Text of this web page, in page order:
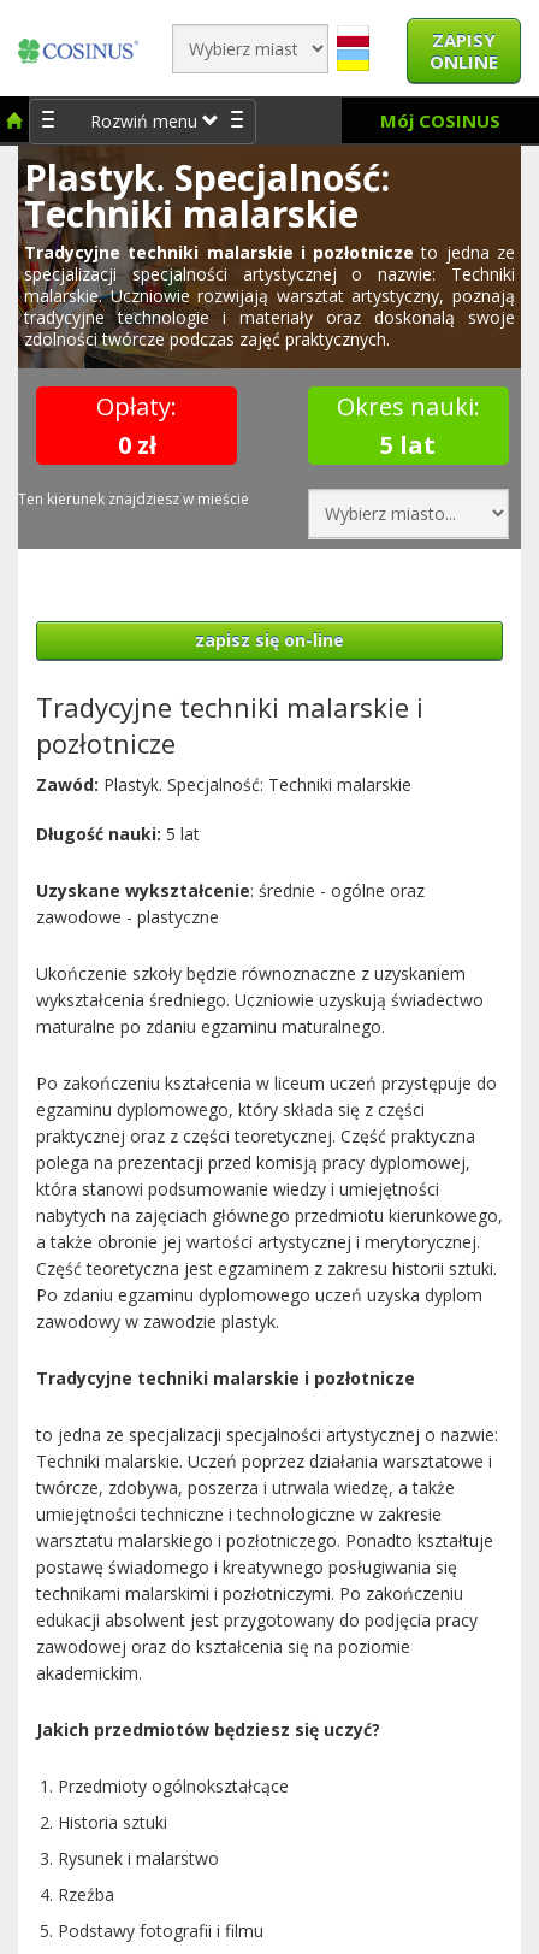
ZAPISY
ONLINE
Rozwiń menu Mój COSINUS
Plastyk. Specjalność:
Techniki malarskie
Tradycyjne techniki malarskie i pozłotniczeto jedna ze
specjalizacji specjalności artystycznej o nazwie: Techniki
malarskie. Uczniowie rozwijają warsztat artystyczny, poznają
tradycyjne technologie i materiały oraz doskonalą swoje
zdolności twórcze podczas zajęć praktycznych.
Opłaty:
0 zł
Okres nauki:
5 lat
Ten kierunek znajdziesz w mieście
zapisz się on-line
Tradycyjne techniki malarskie i
pozłotnicze
Zawód: Plastyk. Specjalność: Techniki malarskie
Długość nauki: 5 lat
Uzyskane wykształcenie: średnie - ogólne oraz
zawodowe - plastyczne
Ukończenie szkoły będzie równoznaczne z uzyskaniem
wykształcenia średniego. Uczniowie uzyskują świadectwo
maturalne po zdaniu egzaminu maturalnego.
Po zakończeniu kształcenia w liceum uczeń przystępuje do
egzaminu dyplomowego, który składa się z części
praktycznej oraz z części teoretycznej. Część praktyczna
polega na prezentacji przed komisją pracy dyplomowej,
która stanowi podsumowanie wiedzy i umiejętności
nabytych na zajęciach głównego przedmiotu kierunkowego,
a także obronie jej wartości artystycznej i merytorycznej.
Część teoretyczna jest egzaminem z zakresu historii sztuki.
Po zdaniu egzaminu dyplomowego uczeń uzyska dyplom
zawodowy w zawodzie plastyk.
Tradycyjne techniki malarskie i pozłotnicze
to jedna ze specjalizacji specjalności artystycznej o nazwie:
Techniki malarskie. Uczeń poprzez działania warsztatowe i
twórcze, zdobywa, poszerza i utrwala wiedzę, a także
umiejętności techniczne i technologiczne w zakresie
warsztatu malarskiego i pozłotniczego. Ponadto kształtuje
postawę świadomego i kreatywnego posługiwania się
technikami malarskimi i pozłotniczymi. Po zakończeniu
edukacji absolwent jest przygotowany do podjęcia pracy
zawodowej oraz do kształcenia się na poziomie
akademickim.
Jakich przedmiotów będziesz się uczyć?
Przedmioty ogólnokształcące
Historia sztuki
Rysunek i malarstwo
Rzeźba
Podstawy fotografii i filmu